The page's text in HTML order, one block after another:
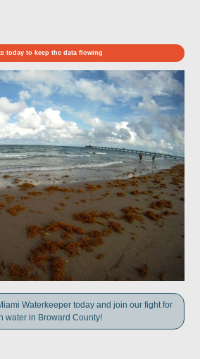
today to keep the data flowing
Waterkeeper today and join our fight for
water in Broward County!